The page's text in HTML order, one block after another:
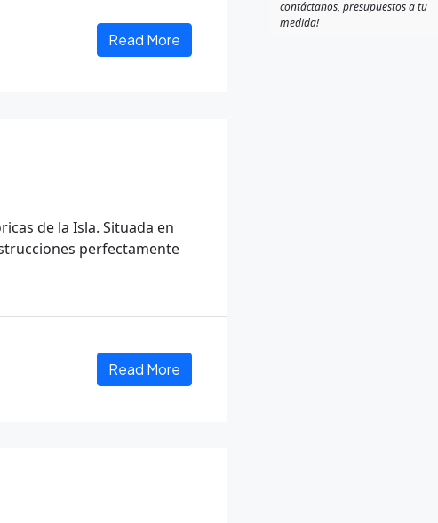
Read More
de la Isla. Situada en
perfectamente
Read More
contáctanos, presupuestos a tu
medida!